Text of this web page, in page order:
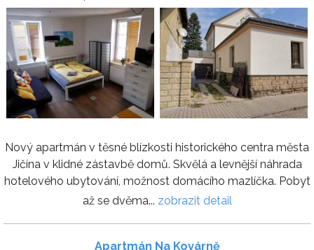
Nový apartmán v těsné blízkosti historického centra města
Jičína v klidné zástavbě domů. Skvělá a levnější náhrada
hotelového ubytování, možnost domácího mazlíčka. Pobyt
až se dvěma... zobrazit detail
Apartmán Na Kovárně